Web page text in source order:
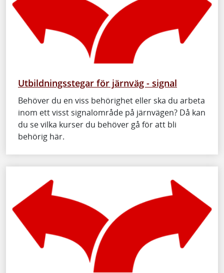
Utbildningsstegar för järnväg - signal
Behöver du en viss behörighet eller ska du arbeta
inom ett visst signalområde på järnvägen? Då kan
du se vilka kurser du behöver gå för att bli
behörig här.